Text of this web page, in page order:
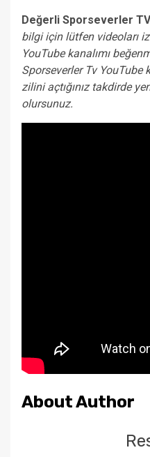
Değerli Sporseverler
bilgi için lütfen videoları
YouTube kanalımı
Sporseverler Tv
zilini açtığınız takdirde
olursunuz.
About Author